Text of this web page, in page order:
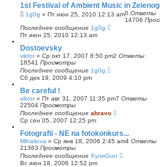
1st Festival of Ambient Music in
1g0g » Пт июн 25, 2010 12:13 am0 Ответы
14706
Последнее сообщение 1g0g
Пт июн 25, 2010 12:13 am
Dostoevsky
viktor» Ср окт 17, 2007 8:50 pm2 Ответы
18541 Просмотры
Последнее сообщение 1g0g
Сб дек 19, 2009 4:10 pm
Be careful !
viktor» Пт авг 31, 2007 11:35 pm7 Ответы
22504 Просмотры
Последнее сообщение abravo
Ср сен 05, 2007 12:25 pm
Fotografii - NE na fotokonkurs...
Mihailova » Ср янв 18, 2006 2:45 am4 Ответы
21363 Просмотры
Последнее сообщение ХулиGun
Вс июн 18, 2006 12:52 pm